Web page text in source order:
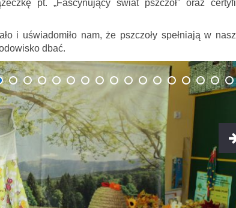
pt. „Fascynujący świat pszczół” oraz
i uświadomiło nam, że pszczoły spełniają w
dbać.